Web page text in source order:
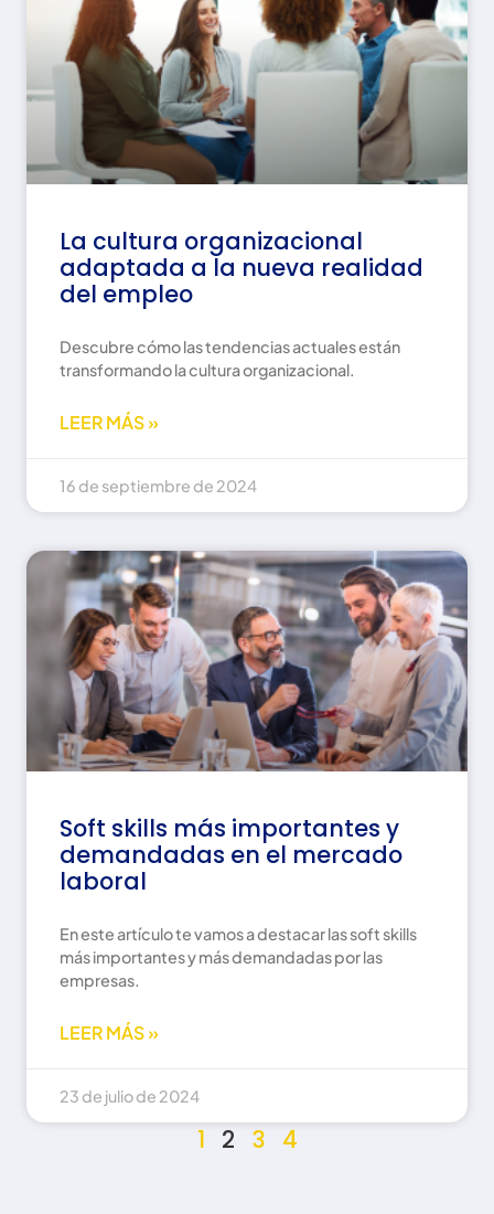
La cultura organizacional
adaptada a la nueva realidad
del empleo
Descubre cómo las tendencias actuales están
transformando la cultura organizacional.
LEER MÁS »
16 de septiembre de 2024
Soft skills más importantes y
demandadas en el mercado
laboral
En este artículo te vamos a destacar las soft skills
más importantes y más demandadas por las
empresas.
LEER MÁS »
23 de julio de 2024
1 2 3 4